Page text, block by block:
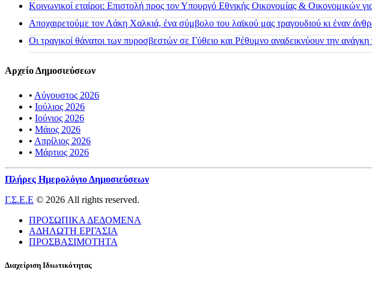
Κοινωνικοί εταίροι: Επιστολή προς τον Υπουργό Εθνικής Οικονομίας & Οικονομικών
Αποχαιρετούμε τον Λάκη Χαλκιά, ένα σύμβολο του λαϊκού μας τραγουδιού κι έναν
Οι τραγικοί θάνατοι των πυροσβεστών σε Γύθειο και Ρέθυμνο αναδεικνύουν την
Αρχείο Δημοσιεύσεων
• Αύγουστος 2026
• Ιούλιος 2026
• Ιούνιος 2026
• Μάιος 2026
• Απρίλιος 2026
• Μάρτιος 2026
Πλήρες Ημερολόγιο Δημοσιεύσεων
Γ.Σ.Ε.Ε © 2026 All rights reserved.
ΠΡΟΣΩΠΙΚΑ ΔΕΔΟΜΕΝΑ
ΑΔΗΛΩΤΗ ΕΡΓΑΣΙΑ
ΠΡΟΣΒΑΣΙΜΟΤΗΤΑ
Διαχείριση Ιδιωτικότητας